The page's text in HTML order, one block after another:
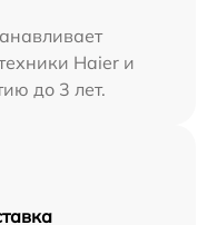
Haier и
до 3 лет.